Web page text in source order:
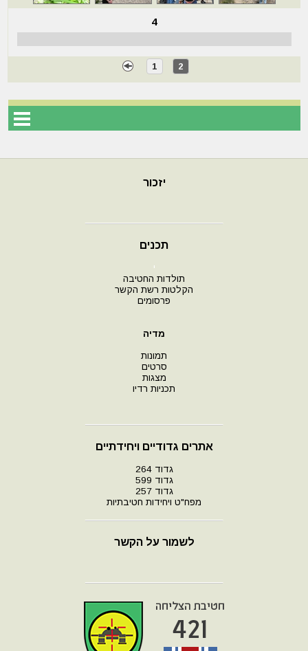
4
1 2
יזכור
תכנים
י
תולדות החטיבה
הקלטות רשת הקשר
פרסומים
מדיה
תמונות
סרטים
מצגות
תכניות רדיו
אתרים גדודיים ויחידתיים
גדוד 264
גדוד 599
גדוד 257
מפח"ט ויחידות חטיבתיות
לשמור על הקשר